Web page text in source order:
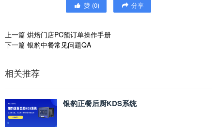
赞 (0) 分享
上一篇 烘焙门店PC预订单操作手册
下一篇 银豹中餐常见问题QA
相关推荐
银豹正餐后厨KDS系统